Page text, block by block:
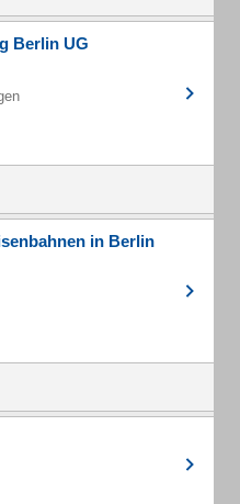
Berlin UG
in Berlin